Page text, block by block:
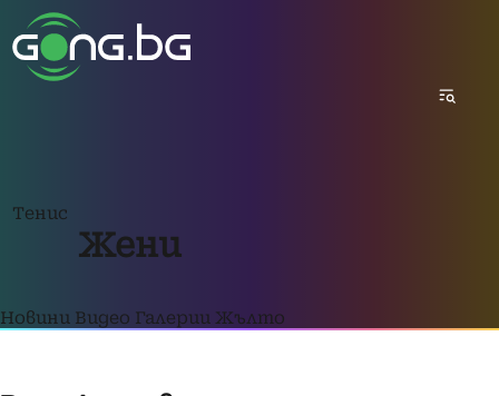
Тенис
Жени
Новини Видео Галерии Жълто